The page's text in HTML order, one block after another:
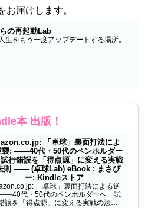
お届けします。
の再起動Lab
生をもう一度アップデートする場所。
本 出版！
「卓球」裏面打法によ
襲: ——40代・50代のペンホルダー
行錯誤を「得点源」に変える実戦
則 —— (卓球Lab) eBook : まさぴ
ー: Kindleストア
「卓球」裏面打法による逆
代・50代のペンホルダーへ 試
誤を「得点源」に変える実戦の法則